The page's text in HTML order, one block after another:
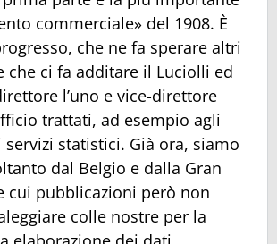
commerciale» del 1908. È
che ne fa sperare altri
che ci fa additare il Luciolli ed
l’uno e vice-direttore
trattati, ad esempio agli
statistici. Già ora, siamo
dal Belgio e dalla Gran
cui pubblicazioni però non
colle nostre per la